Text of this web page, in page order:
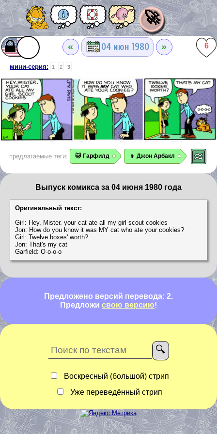
🚀
« 04 июн 1980 » 6
мини-серия: 1 2 3
предлагаемые теги: 🐱 Гарфилд 👦 Джон Арбакл
Выпуск комикса за 04 июня 1980 года
Оригинальный текст:
Girl: Hey, Mister. your cat ate all my girl scout cookies
Jon: How do you know it was MY cat who ate your cookies?
Girl: Twelve boxes' worth?
Jon: That's my cat
Garfield: O-o-o-o
Предложено версий перевода: 2.
Предложи свою версию!
Воскресный (большой) стрип
Уже переведённый стрип